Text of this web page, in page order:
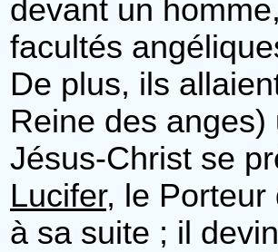
devant un
facultés
De plus, ils
Reine des
Jésus-Christ se
Lucifer, le Porteur
à sa suite ; il